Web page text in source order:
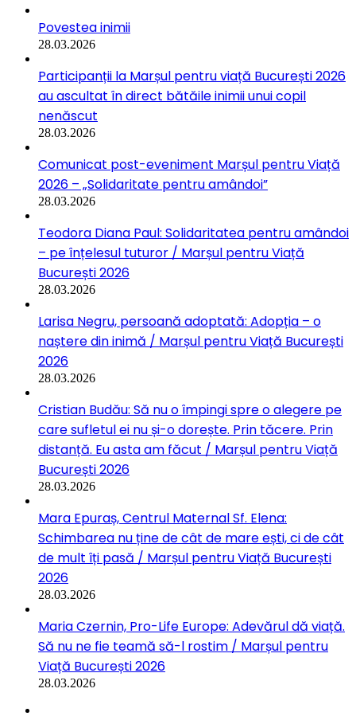
Povestea inimii
28.03.2026
Participanții la Marșul pentru viață București 2026
au ascultat în direct bătăile inimii unui copil
nenăscut
28.03.2026
Comunicat post-eveniment Marșul pentru Viață
2026 – „Solidaritate pentru amândoi”
28.03.2026
Teodora Diana Paul: Solidaritatea pentru amândoi
– pe înțelesul tuturor / Marșul pentru Viață
București 2026
28.03.2026
Larisa Negru, persoană adoptată: Adopția – o
naștere din inimă / Marșul pentru Viață București
2026
28.03.2026
Cristian Budău: Să nu o împingi spre o alegere pe
care sufletul ei nu și-o dorește. Prin tăcere. Prin
distanță. Eu asta am făcut / Marșul pentru Viață
București 2026
28.03.2026
Mara Epuraș, Centrul Maternal Sf. Elena:
Schimbarea nu ține de cât de mare ești, ci de cât
de mult îți pasă / Marșul pentru Viață București
2026
28.03.2026
Maria Czernin, Pro-Life Europe: Adevărul dă viață.
Să nu ne fie teamă să-l rostim / Marșul pentru
Viață București 2026
28.03.2026